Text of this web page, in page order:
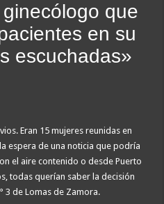
que
en su
escuchadas»
Eran 15 mujeres reunidas en
espera de una noticia que podría
el aire contenido o desde Puerto
todas querían saber la decisión
3 de Lomas de Zamora.